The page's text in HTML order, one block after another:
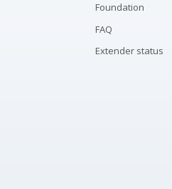
Foundation
FAQ
Extender status